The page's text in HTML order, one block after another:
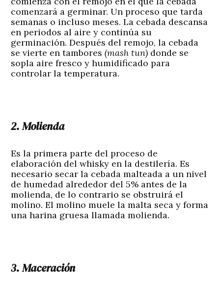
comenzará a germinar. Un proceso que tarda
semanas o incluso meses. La cebada descansa
en periodos al aire y continúa su
germinación. Después del remojo, la cebada
se vierte en tambores(mash tun) donde se
sopla aire fresco y humidificado para
controlar la temperatura.
2. Molienda
Es la primera parte del proceso de
elaboración del whisky en la destilería. Es
necesario secar la cebada malteada a un nivel
de humedad alrededor del 5% antes de la
molienda, de lo contrario se obstruirá el
molino. El molino muele la malta seca y forma
una harina gruesa llamada molienda.
3. Maceración